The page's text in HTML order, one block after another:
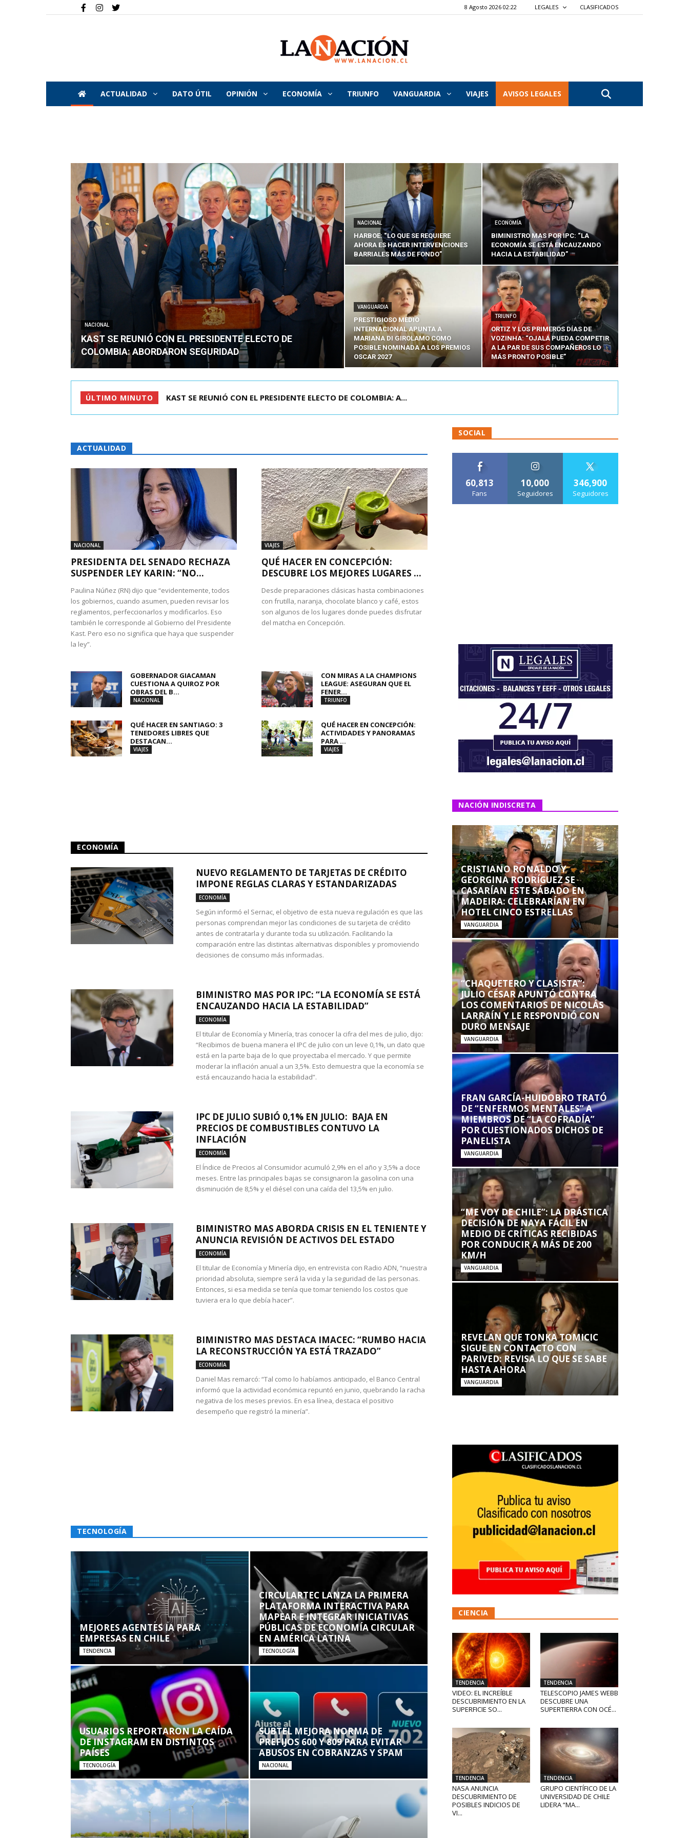
8 Agosto 2026 02:22 LEGALES CLASIFICADOS
La
Nación
ACTUALIDAD DATO ÚTIL OPINIÓN ECONOMÍA TRIUNFO VANGUARDIA VIAJES AVISOS LEGALES
NACIONAL
KAST SE REUNIÓ CON EL PRESIDENTE ELECTO DE
COLOMBIA: ABORDARON SEGURIDAD
NACIONAL
HARBOE: “LO QUE SE REQUIERE
AHORA ES HACER INTERVENCIONES
BARRIALES MÁS DE FONDO”
ECONOMÍA
BIMINISTRO MAS POR IPC: “LA
ECONOMÍA SE ESTÁ ENCAUZANDO
HACIA LA ESTABILIDAD”
VANGUARDIA
PRESTIGIOSO MEDIO
INTERNACIONAL APUNTA A
MARIANA DI GIROLAMO COMO
POSIBLE NOMINADA A LOS PREMIOS
OSCAR 2027
TRIUNFO
ORTIZ Y LOS PRIMEROS DÍAS DE
VOZINHA: “OJALÁ PUEDA COMPETIR
A LA PAR DE SUS COMPAÑEROS LO
MÁS PRONTO POSIBLE”
ÚLTIMO MINUTO HARBOE: “LO QUE SE REQUIERE AHORA ES HACER INTER...
ACTUALIDAD
NACIONAL
PRESIDENTA DEL SENADO RECHAZA
SUSPENDER LEY KARIN: “NO...
Paulina Núñez (RN) dijo que “evidentemente, todos
los gobiernos, cuando asumen, pueden revisar los
reglamentos, perfeccionarlos y modificarlos. Eso
también le corresponde al Gobierno del Presidente
Kast. Pero eso no significa que haya que suspender
la ley”.
VIAJES
QUÉ HACER EN CONCEPCIÓN:
DESCUBRE LOS MEJORES LUGARES ...
Desde preparaciones clásicas hasta combinaciones
con frutilla, naranja, chocolate blanco y café, estos
son algunos de los lugares donde puedes disfrutar
del matcha en Concepción.
GOBERNADOR GIACAMAN
CUESTIONA A QUIROZ POR
OBRAS DEL B...
NACIONAL
CON MIRAS A LA CHAMPIONS
LEAGUE: ASEGURAN QUE EL
FENER...
TRIUNFO
QUÉ HACER EN SANTIAGO: 3
TENEDORES LIBRES QUE
DESTACAN...
VIAJES
QUÉ HACER EN CONCEPCIÓN:
ACTIVIDADES Y PANORAMAS
PARA ...
VIAJES
ECONOMÍA
NUEVO REGLAMENTO DE TARJETAS DE CRÉDITO
IMPONE REGLAS CLARAS Y ESTANDARIZADAS
ECONOMÍA
Según informó el Sernac, el objetivo de esta nueva regulación es que las
personas comprendan mejor las condiciones de su tarjeta de crédito
antes de contratarla y durante toda su utilización. Facilitando la
comparación entre las distintas alternativas disponibles y promoviendo
decisiones de consumo más informadas.
BIMINISTRO MAS POR IPC: “LA ECONOMÍA SE ESTÁ
ENCAUZANDO HACIA LA ESTABILIDAD”
ECONOMÍA
El titular de Economía y Minería, tras conocer la cifra del mes de julio, dijo:
“Recibimos de buena manera el IPC de julio con un leve 0,1%, un dato que
está en la parte baja de lo que proyectaba el mercado. Y que permite
moderar la inflación anual a un 3,5%. Esto demuestra que la economía se
está encauzando hacia la estabilidad”.
IPC DE JULIO SUBIÓ 0,1% EN JULIO: BAJA EN
PRECIOS DE COMBUSTIBLES CONTUVO LA
INFLACIÓN
ECONOMÍA
El Índice de Precios al Consumidor acumuló 2,9% en el año y 3,5% a doce
meses. Entre las principales bajas se consignaron la gasolina con una
disminución de 8,5% y el diésel con una caída del 13,5% en julio.
BIMINISTRO MAS ABORDA CRISIS EN EL TENIENTE Y
ANUNCIA REVISIÓN DE ACTIVOS DEL ESTADO
ECONOMÍA
El titular de Economía y Minería dijo, en entrevista con Radio ADN, “nuestra
prioridad absoluta, siempre será la vida y la seguridad de las personas.
Entonces, si esa medida se tenía que tomar teniendo los costos que
tuviera era lo que debía hacer”.
BIMINISTRO MAS DESTACA IMACEC: “RUMBO HACIA
LA RECONSTRUCCIÓN YA ESTÁ TRAZADO”
ECONOMÍA
Daniel Mas remarcó: “Tal como lo habíamos anticipado, el Banco Central
informó que la actividad económica repuntó en junio, quebrando la racha
negativa de los meses previos. En esa línea, destaca el positivo
desempeño que registró la minería”.
TECNOLOGÍA
MEJORES AGENTES IA PARA
EMPRESAS EN CHILE
TENDENCIA
CIRCULARTEC LANZA LA PRIMERA
PLATAFORMA INTERACTIVA PARA
MAPEAR E INTEGRAR INICIATIVAS
PÚBLICAS DE ECONOMÍA CIRCULAR
EN AMÉRICA LATINA
TECNOLOGÍA
USUARIOS REPORTARON LA CAÍDA
DE INSTAGRAM EN DISTINTOS
PAÍSES
TECNOLOGÍA
SUBTEL MEJORA NORMA DE
PREFIJOS 600 Y 809 PARA EVITAR
ABUSOS EN COBRANZAS Y SPAM
NACIONAL
SOCIAL
60,813
Fans
10,000
Seguidores
346,900
Seguidores
NACIÓN INDISCRETA
CRISTIANO RONALDO Y
GEORGINA RODRÍGUEZ SE
CASARÍAN ESTE SÁBADO EN
MADEIRA: CELEBRARÍAN EN
HOTEL CINCO ESTRELLAS
VANGUARDIA
“CHAQUETERO Y CLASISTA”:
JULIO CÉSAR APUNTÓ CONTRA
LOS COMENTARIOS DE NICOLÁS
LARRAÍN Y LE RESPONDIÓ CON
DURO MENSAJE
VANGUARDIA
FRAN GARCÍA-HUIDOBRO TRATÓ
DE “ENFERMOS MENTALES” A
MIEMBROS DE “LA COFRADÍA”
POR CUESTIONADOS DICHOS DE
PANELISTA
VANGUARDIA
“ME VOY DE CHILE”: LA DRÁSTICA
DECISIÓN DE NAYA FÁCIL EN
MEDIO DE CRÍTICAS RECIBIDAS
POR CONDUCIR A MÁS DE 200
KM/H
VANGUARDIA
REVELAN QUE TONKA TOMICIC
SIGUE EN CONTACTO CON
PARIVED: REVISA LO QUE SE SABE
HASTA AHORA
VANGUARDIA
CIENCIA
TENDENCIA
VIDEO: EL INCREÍBLE
DESCUBRIMIENTO EN LA
SUPERFICIE SO...
TENDENCIA
TELESCOPIO JAMES WEBB
DESCUBRE UNA
SUPERTIERRA CON OCÉ...
TENDENCIA
NASA ANUNCIA
DESCUBRIMIENTO DE
POSIBLES INDICIOS DE
VI...
TENDENCIA
GRUPO CIENTÍFICO DE LA
UNIVERSIDAD DE CHILE
LIDERA “MA...